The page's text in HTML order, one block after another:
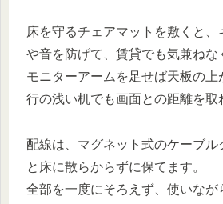
床を守るチェアマットを敷くと
や音を防げて、賃貸でも気兼ねな
モニターアームを足せば天板の上
行の浅い机でも画面との距離を取
配線は、マグネット式のケーブル
と床に散らからずに保てます。
全部を一度にそろえず、使いなが